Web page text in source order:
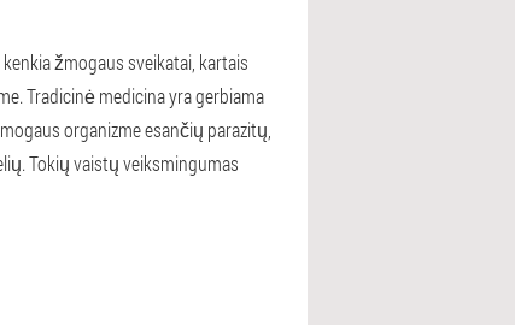
žmogaus sveikatai, kartais
Tradicinė medicina yra gerbiama
organizme esančių parazitų,
Tokių vaistų veiksmingumas